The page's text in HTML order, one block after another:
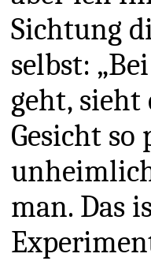
Sichtung
selbst:
geht, sieht
Gesicht
man. Das